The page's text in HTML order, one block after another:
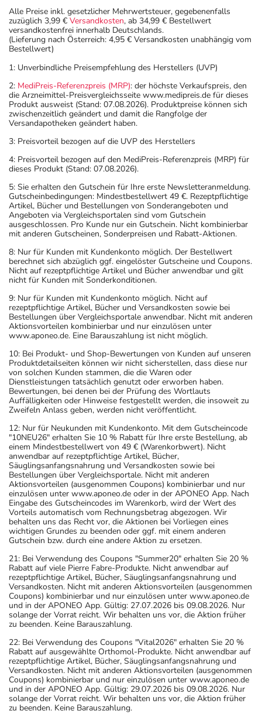
Alle Preise inkl. gesetzlicher Mehrwertsteuer, gegebenenfalls
zuzüglich 3,99 € Versandkosten, ab 34,99 € Bestellwert
versandkostenfrei innerhalb Deutschlands.
(Lieferung nach Österreich: 4,95 € Versandkosten unabhängig vom
Bestellwert)
1: Unverbindliche Preisempfehlung des Herstellers (UVP)
2: MediPreis-Referenzpreis (MRP): der höchste Verkaufspreis, den
die Arzneimittel-Preisvergleichsseite www.medipreis.de für dieses
Produkt ausweist (Stand: 07.08.2026). Produktpreise können sich
zwischenzeitlich geändert und damit die Rangfolge der
Versandapotheken geändert haben.
3: Preisvorteil bezogen auf die UVP des Herstellers
4: Preisvorteil bezogen auf den MediPreis-Referenzpreis (MRP) für
dieses Produkt (Stand: 07.08.2026).
5: Sie erhalten den Gutschein für Ihre erste Newsletteranmeldung.
Gutscheinbedingungen: Mindestbestellwert 49 €. Rezeptpflichtige
Artikel, Bücher und Bestellungen von Sonderangeboten und
Angeboten via Vergleichsportalen sind vom Gutschein
ausgeschlossen. Pro Kunde nur ein Gutschein. Nicht kombinierbar
mit anderen Gutscheinen, Sonderpreisen und Rabatt-Aktionen.
8: Nur für Kunden mit Kundenkonto möglich. Der Bestellwert
berechnet sich abzüglich ggf. eingelöster Gutscheine und Coupons.
Nicht auf rezeptpflichtige Artikel und Bücher anwendbar und gilt
nicht für Kunden mit Sonderkonditionen.
9: Nur für Kunden mit Kundenkonto möglich. Nicht auf
rezeptpflichtige Artikel, Bücher und Versandkosten sowie bei
Bestellungen über Vergleichsportale anwendbar. Nicht mit anderen
Aktionsvorteilen kombinierbar und nur einzulösen unter
www.aponeo.de. Eine Barauszahlung ist nicht möglich.
10: Bei Produkt- und Shop-Bewertungen von Kunden auf unseren
Produktdetailseiten können wir nicht sicherstellen, dass diese nur
von solchen Kunden stammen, die die Waren oder
Dienstleistungen tatsächlich genutzt oder erworben haben.
Bewertungen, bei denen bei der Prüfung des Wortlauts
Auffälligkeiten oder Hinweise festgestellt werden, die insoweit zu
Zweifeln Anlass geben, werden nicht veröffentlicht.
12: Nur für Neukunden mit Kundenkonto. Mit dem Gutscheincode
"10NEU26" erhalten Sie 10 % Rabatt für Ihre erste Bestellung, ab
einem Mindestbestellwert von 49 € (Warenkorbwert). Nicht
anwendbar auf rezeptpflichtige Artikel, Bücher,
Säuglingsanfangsnahrung und Versandkosten sowie bei
Bestellungen über Vergleichsportale. Nicht mit anderen
Aktionsvorteilen (ausgenommen Coupons) kombinierbar und nur
einzulösen unter www.aponeo.de oder in der APONEO App. Nach
Eingabe des Gutscheincodes im Warenkorb, wird der Wert des
Vorteils automatisch vom Rechnungsbetrag abgezogen. Wir
behalten uns das Recht vor, die Aktionen bei Vorliegen eines
wichtigen Grundes zu beenden oder ggf. mit einem anderen
Gutschein bzw. durch eine andere Aktion zu ersetzen.
21: Bei Verwendung des Coupons "Summer20" erhalten Sie 20 %
Rabatt auf viele Pierre Fabre-Produkte. Nicht anwendbar auf
rezeptpflichtige Artikel, Bücher, Säuglingsanfangsnahrung und
Versandkosten. Nicht mit anderen Aktionsvorteilen (ausgenommen
Coupons) kombinierbar und nur einzulösen unter www.aponeo.de
und in der APONEO App. Gültig: 27.07.2026 bis 09.08.2026. Nur
solange der Vorrat reicht. Wir behalten uns vor, die Aktion früher
zu beenden. Keine Barauszahlung.
22: Bei Verwendung des Coupons "Vital2026" erhalten Sie 20 %
Rabatt auf ausgewählte Orthomol-Produkte. Nicht anwendbar auf
rezeptpflichtige Artikel, Bücher, Säuglingsanfangsnahrung und
Versandkosten. Nicht mit anderen Aktionsvorteilen (ausgenommen
Coupons) kombinierbar und nur einzulösen unter www.aponeo.de
und in der APONEO App. Gültig: 29.07.2026 bis 09.08.2026. Nur
solange der Vorrat reicht. Wir behalten uns vor, die Aktion früher
zu beenden. Keine Barauszahlung.